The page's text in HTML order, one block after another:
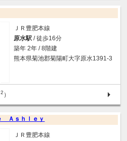
ＪＲ豊肥本線
原水駅 / 徒歩16分
築年 2年 / 8階建
熊本県菊池郡菊陽町大字原水1391-3
2 ）
Ａｓｈｌｅｙ
ＪＲ豊肥本線